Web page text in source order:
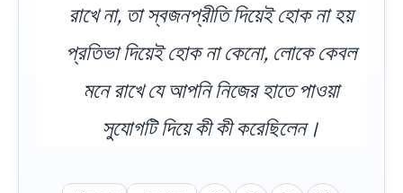
রাখে না, তা স্বজনপ্রীতি দিয়েই হোক না হয়
প্রতিভা দিয়েই হোক না কেনো, লোকে কেবল
মনে রাখে যে আপনি নিজের হাতে পাওয়া
সুযোগটি দিয়ে কী কী করেছিলেন।